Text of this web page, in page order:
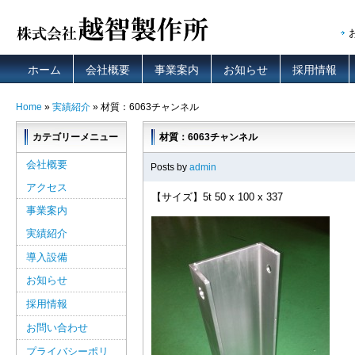
ホーム 会社概要 事業案内 お知らせ 採用情報
Home » 実績紹介 » 材質：6063チャンネル
材質：6063チャンネル
Posts by admin
【サイズ】5t 50 x 100 x 337
カテゴリーメニュー
会社概要
アクセス
事業案内
実績紹介
導入設備
お知らせ
採用情報
お問い合わせ
プライバシーポリ